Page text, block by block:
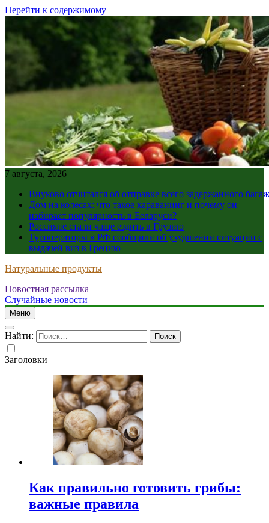
Перейти к содержимому
7 августа, 2026
Внуково отчитался об отправке всего задержанного
Дом на колесах: что такое караванинг и почему он
набирает популярность в Беларуси?
Россияне стали чаще ездить в Грузию
Туроператоры в РФ сообщили об ухудшении ситуации с
выдачей виз в Грецию
Натуральные продукты
Новостная рассылка
Случайные новости
Меню
Найти:
Заголовки
Как правильно готовить грибы:
важные правила